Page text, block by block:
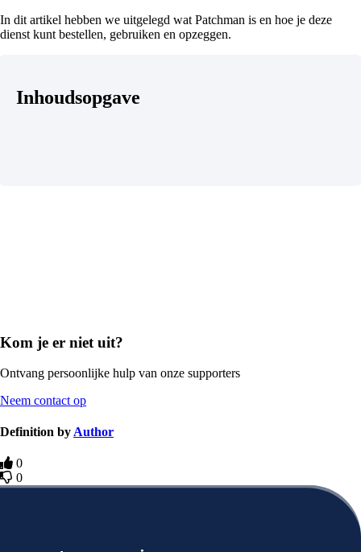
In dit artikel hebben we uitgelegd wat Patchman is en hoe je deze
dienst kunt bestellen, gebruiken en opzeggen.
Inhoudsopgave
Kom je er niet uit?
Ontvang persoonlijke hulp van onze supporters
Neem contact op
Definition by Author
0
0